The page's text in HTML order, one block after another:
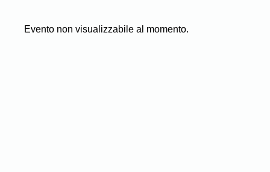
Evento non visualizzabile al momento.